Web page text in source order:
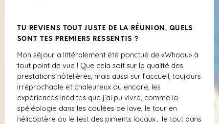
TU REVIENS TOUT JUSTE DE LA RÉUNION, QUELS
SONT TES PREMIERS RESSENTIS ?
Mon séjour a littéralement été ponctué de «Whaou» à
tout point de vue ! Que cela soit sur la qualité des
prestations hôtelières, mais aussi sur l’accueil, toujours
irréprochable et chaleureux ou encore, les
expériences inédites que j’ai pu vivre, comme la
spéléologie dans les coulées de lave, le tour en
hélicoptère ou le test des piments locaux… le tout dans